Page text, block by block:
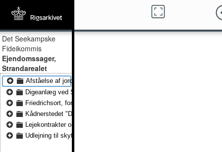
Det Seekampske
Fideikommis
Ejendomssager,
Strandarealet
Afståelse af jorder til militærskydebane 1876 - Afståelse af jorder
Digeanlæg ved Schilksee-Strand 1876 - Digeanlæg ved Schilksee-
Friedrichsort, fortifikation 1852 - Friedrichsort, fortifikation 1865
Kådnerstedet "Donauschloss" 1829 - Kådnerstedet "Donauschloss"
Lejekontrakter om "Fischerkathe" 1831 - Lejekontrakter om
Udlejning til skytteforeningen i Friedrichsort 1902 - Udlejning til